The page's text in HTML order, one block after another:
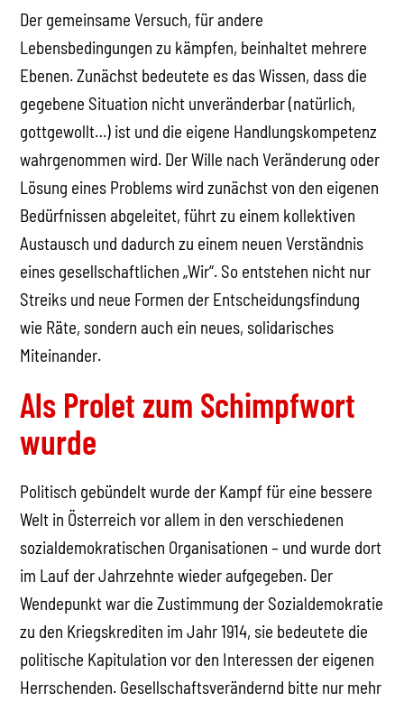
Der gemeinsame Versuch, für andere
Lebensbedingungen zu kämpfen, beinhaltet mehrere
Ebenen. Zunächst bedeutete es das Wissen, dass die
gegebene Situation nicht unveränderbar (natürlich,
gottgewollt…) ist und die eigene Handlungskompetenz
wahrgenommen wird. Der Wille nach Veränderung oder
Lösung eines Problems wird zunächst von den eigenen
Bedürfnissen abgeleitet, führt zu einem kollektiven
Austausch und dadurch zu einem neuen Verständnis
eines gesellschaftlichen „Wir“. So entstehen nicht nur
Streiks und neue Formen der Entscheidungsfindung
wie Räte, sondern auch ein neues, solidarisches
Miteinander.
Als Prolet zum Schimpfwort
wurde
Politisch gebündelt wurde der Kampf für eine bessere
Welt in Österreich vor allem in den verschiedenen
sozialdemokratischen Organisationen – und wurde dort
im Lauf der Jahrzehnte wieder aufgegeben. Der
Wendepunkt war die Zustimmung der Sozialdemokratie
zu den Kriegskrediten im Jahr 1914, sie bedeutete die
politische Kapitulation vor den Interessen der eigenen
Herrschenden. Gesellschaftsverändernd bitte nur mehr